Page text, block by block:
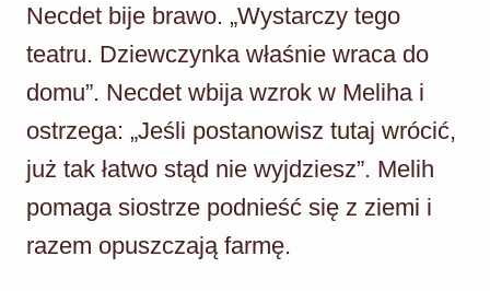
Necdet bije brawo. „Wystarczy tego
teatru. Dziewczynka właśnie wraca do
domu”. Necdet wbija wzrok w Meliha i
ostrzega: „Jeśli postanowisz tutaj wrócić,
już tak łatwo stąd nie wyjdziesz”. Melih
pomaga siostrze podnieść się z ziemi i
razem opuszczają farmę.